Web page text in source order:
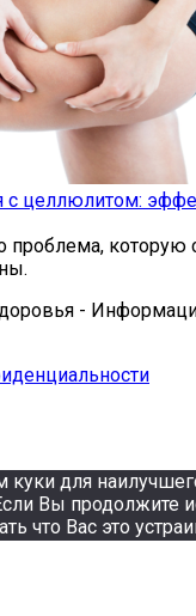
с целлюлитом:
проблема, которую
-
для
Вы продолжите
что Вас это